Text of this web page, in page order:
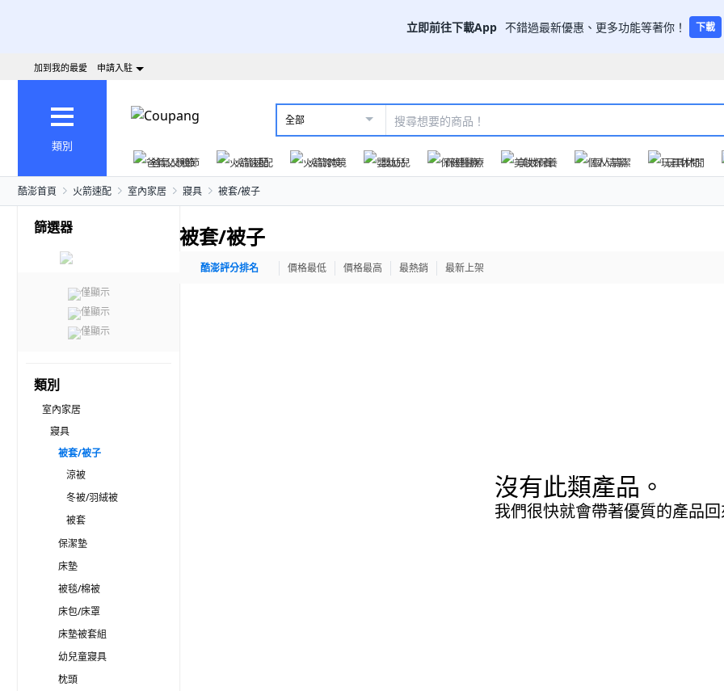
立即前往下載App 不錯過最新優惠、更多功能等著你！ 下載
加到我的最愛 申請入駐
類別
全部
爸氣父親節 火箭速配 火箭跨境 嬰幼兒 保健醫療 美妝保養 個人清潔 玩具休閒
酷澎首頁 火箭速配 室內家居 寢具 被套/被子
篩選器
僅顯示
僅顯示
僅顯示
類別
室內家居
寢具
被套/被子
涼被
冬被/羽絨被
被套
保潔墊
床墊
被毯/棉被
床包/床罩
床墊被套組
幼兒童寢具
枕頭
被套/被子
酷澎評分排名 價格最低 價格最高 最熱銷 最新上架
沒有此類產品。
我們很快就會帶著優質的產品